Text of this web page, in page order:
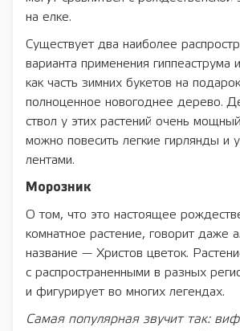
на елке.
Существует два наиболее
варианта применения гиппеаструма
как часть зимних букетов на
полноценное новогоднее дерево.
ствол у этих растений очень
можно повесить легкие гирлянды и
лентами.
Морозник
О том, что это настоящее
комнатное растение, говорит даже
название — Христов цветок.
с распространенными в разных
и фигурирует во многих легендах.
Самая популярная звучит так: